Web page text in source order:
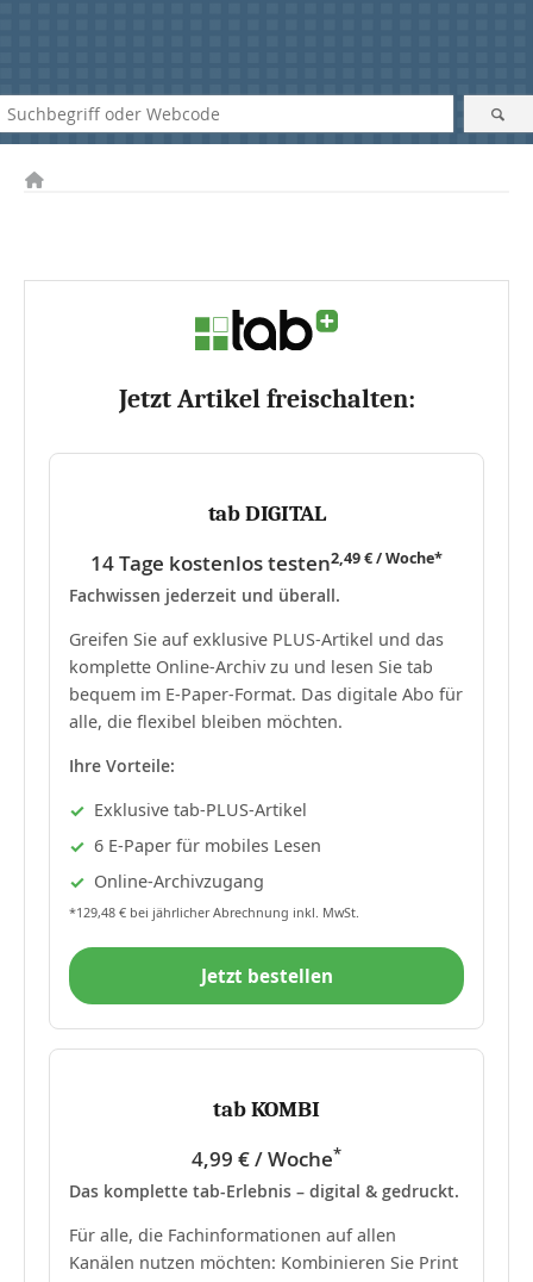
Jetzt Artikel freischalten:
tab DIGITAL
14 Tage kostenlos testen2,49 € / Woche*
Fachwissen jederzeit und überall.
Greifen Sie auf exklusive PLUS-Artikel und das
komplette Online-Archiv zu und lesen Sie tab
bequem im E-Paper-Format. Das digitale Abo für
alle, die flexibel bleiben möchten.
Ihre Vorteile:
Exklusive tab-PLUS-Artikel
6 E-Paper für mobiles Lesen
Online-Archivzugang
*129,48 € bei jährlicher Abrechnung inkl. MwSt.
Jetzt bestellen
tab KOMBI
4,99 € / Woche*
Das komplette tab-Erlebnis – digital & gedruckt.
Für alle, die Fachinformationen auf allen
Kanälen nutzen möchten: Kombinieren Sie Print